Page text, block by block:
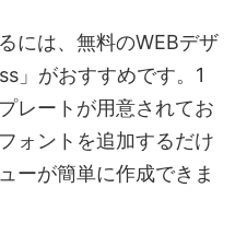
には、無料のWEBデザ
」がおすすめです。1
レートが用意されてお
ォントを追加するだけ
ーが簡単に作成できま